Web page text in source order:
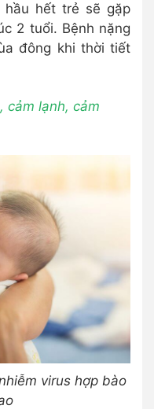
hầu hết trẻ sẽ gặp
2 tuổi. Bệnh nặng
đông khi thời tiết
cảm lạnh, cảm
virus hợp bào